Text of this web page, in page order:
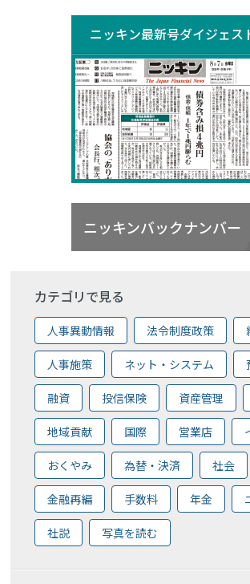
ニッキン最新号ダイジェス
ニッキンバックナンバー
カテゴリで見る
人事異動情報 法令制度政策
人事施策 ネット・システム
融資 投信保険 資産管理
地域貢献 国際 営業店
おくやみ 為替・決済 社会
金融再編 手数料 年金
社説 写真を読む